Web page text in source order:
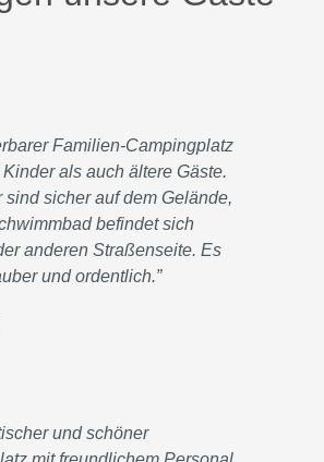
Familien-Campingplatz
als auch ältere Gäste.
sind sicher auf dem Gelände,
befindet sich
anderen Straßenseite. Es
und ordentlich.”
und schöner